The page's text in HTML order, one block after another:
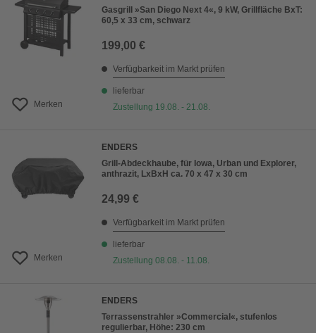
Merken
Gasgrill »San Diego Next 4«, 9 kW, Grillfläche BxT:
60,5 x 33 cm, schwarz
199,00 €
Verfügbarkeit im Markt prüfen
lieferbar
Zustellung 19.08. - 21.08.
Merken
ENDERS
Grill-Abdeckhaube, für Iowa, Urban und Explorer,
anthrazit, LxBxH ca. 70 x 47 x 30 cm
24,99 €
Verfügbarkeit im Markt prüfen
lieferbar
Zustellung 08.08. - 11.08.
ENDERS
Terrassenstrahler »Commercial«, stufenlos
regulierbar, Höhe: 230 cm